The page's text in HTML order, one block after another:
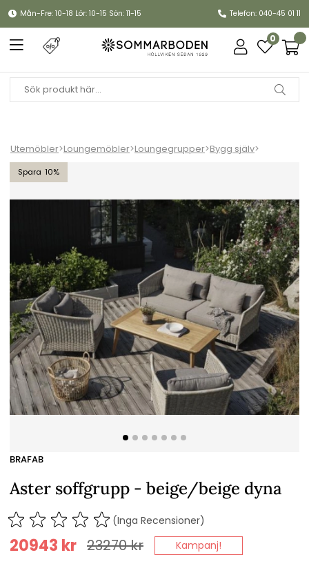
Mån-Fre: 10-18 Lör: 10-15 Sön: 11-15 Telefon: 040-45 01 11
0
Utemöbler>Loungemöbler>Loungegrupper>Bygg själv>
10
Aster soffgrupp - beige/beige dyna
BRAFAB
Aster soffgrupp - beige/beige dyna
(Inga Recensioner)
23270kr
20943 kr Kampanj!